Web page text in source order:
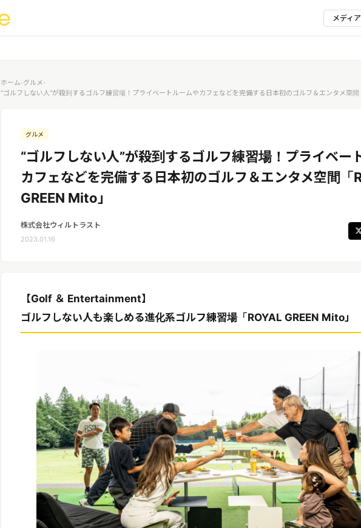
メディ
ホーム›グルメ›
“ゴルフしない人”が殺到するゴルフ練習場！プライベートルームやカフェなどを完備する日本初のゴルフ＆エンタメ空
グルメ
“ゴルフしない人”が殺到するゴルフ練習場！プライベー
カフェなどを完備する日本初のゴルフ＆エンタメ空間「
GREEN Mito」
株式会社ウィルトラスト
2023.01.16
【Golf ＆ Entertainment】
ゴルフしない人も楽しめる進化系ゴルフ練習場「ROYAL GREEN Mito」